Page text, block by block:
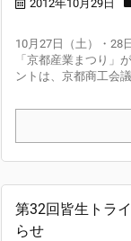
2012年10月29日
10月27日（土）・28
「京都産業まつり」
ントは、京都商工会
第32回皆生トラ
らせ